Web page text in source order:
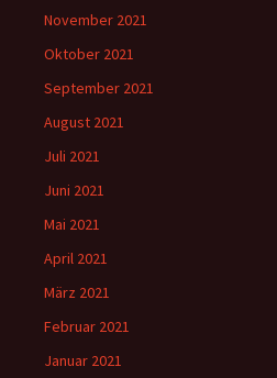
November 2021
Oktober 2021
September 2021
August 2021
Juli 2021
Juni 2021
Mai 2021
April 2021
März 2021
Februar 2021
Januar 2021